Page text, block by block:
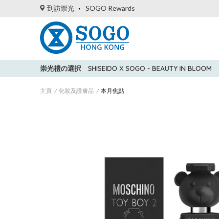
到訪崇光 SOGO Rewards
崇光禮の選択 SHISEIDO X SOGO - BEAUTY IN BLOOM
主頁 化妝及護膚品 本月焦點